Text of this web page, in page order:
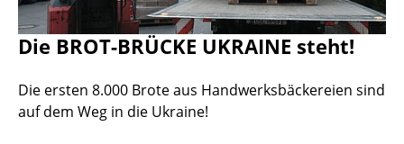
Die BROT-BRÜCKE UKRAINE steht!
Die ersten 8.000 Brote aus Handwerksbäckereien sind
auf dem Weg in die Ukraine!